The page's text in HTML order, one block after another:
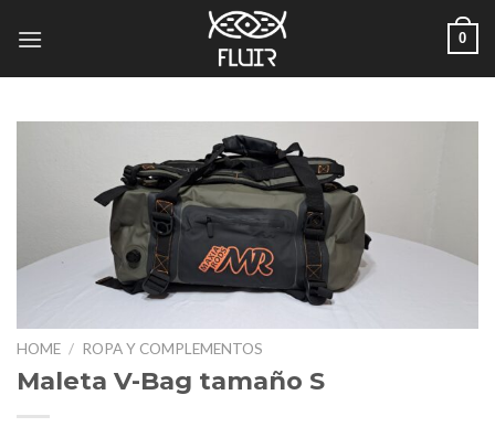
0
HOME / ROPA Y COMPLEMENTOS
Maleta V-Bag tamaño S